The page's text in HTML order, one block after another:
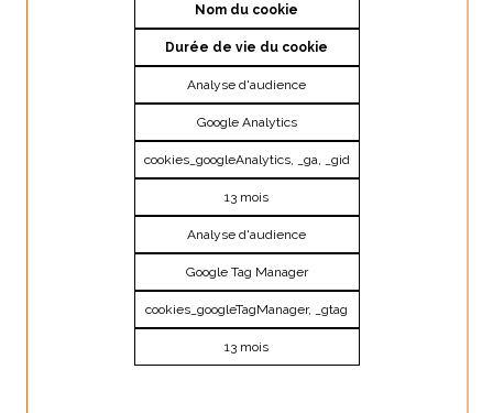
Nom du cookie
Durée de vie du cookie
Analyse d'audience
Google Analytics
cookies_googleAnalytics, _ga, _gid
13 mois
Analyse d'audience
Google Tag Manager
cookies_googleTagManager, _gtag
13 mois